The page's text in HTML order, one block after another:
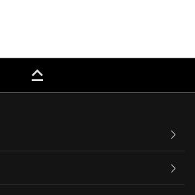
keyboard_capslock